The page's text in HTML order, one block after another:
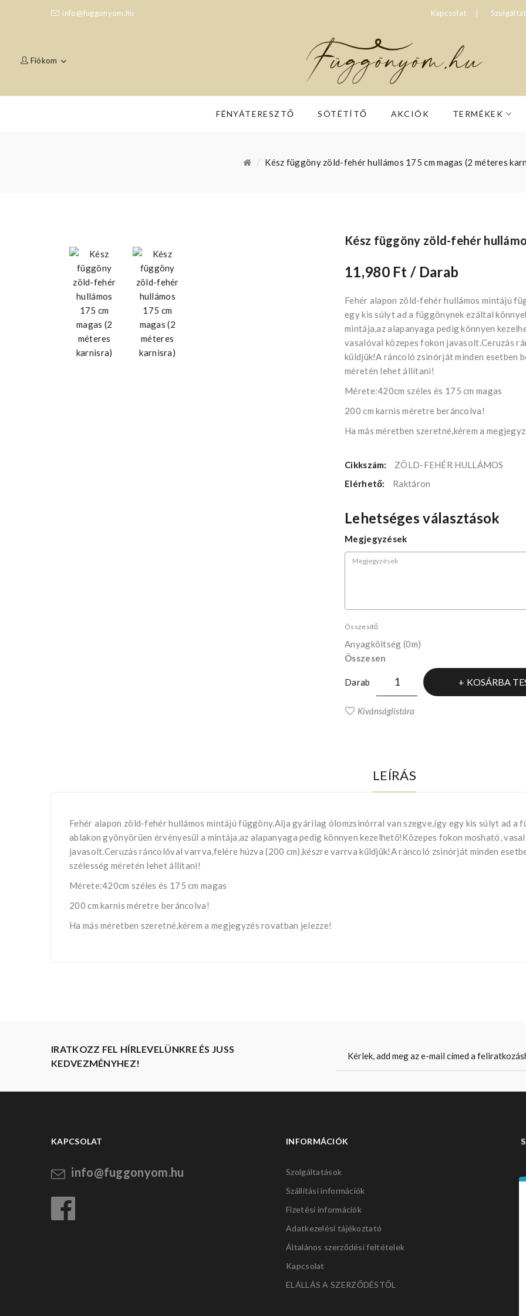
info@fuggonyom.hu Kapcsolat
Fiókom
FÉNYÁTERESZTŐ SÖTÉTÍTŐ AKCIÓK TERMÉKEK
Kész függöny zöld-fehér hullámos 175 cm magas (2 méteres
Kész függöny zöld-fehér
11,980 Ft / Darab
Fehér alapon zöld-fehér hullámos mintájú
egy kis súlyt ad a függönynek ezáltal
mintája,az alapanyaga pedig könnyen
vasalóval közepes fokon javasolt.Ceruzás
kűldjük!A ráncoló zsinórját minden esetben
méretén lehet állítani!
Mérete:420cm széles és 175 cm magas
200 cm karnis méretre beráncolva!
Ha más méretben szeretné,kérem a
Cikkszám:
ZÖLD-FEHÉR HULLÁMOS
Elérhető:
Raktáron
Lehetséges választások
Megjegyzések
Összesítő
Anyagköltség (0m)
Összesen
Darab KOSÁRBA
Kívánságlistára
LEÍRÁS
Fehér alapon zöld-fehér hullámos mintájú függöny.Alja gyárilag ólomzsinórral van szegve,így egy kis súlyt ad a
ablakon gyönyörűen érvényesűl a mintája,az alapanyaga pedig könnyen kezelhető!Közepes fokon mosható,
javasolt.Ceruzás ráncolóval varrva,felére húzva (200 cm),készre varrva kűldjük!A ráncoló zsinórját minden
szélesség méretén lehet állítani!
Mérete:420cm széles és 175 cm magas
200 cm karnis méretre beráncolva!
Ha más méretben szeretné,kérem a megjegyzés rovatban jelezze!
IRATKOZZ FEL HÍRLEVELÜNKRE ÉS JUSS
KEDVEZMÉNYHEZ!
KAPCSOLAT
info@fuggonyom.hu
INFORMÁCIÓK
Szolgáltatások
Szállítási információk
Fizetési információk
Adatkezelési tájékoztató
Általános szerződési feltételek
Kapcsolat
ELÁLLÁS A SZERZŐDÉSTŐL